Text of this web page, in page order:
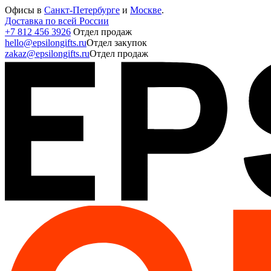
Офисы в Санкт-Петербурге и Москве.
Доставка по всей России
+7 812 456 3926 Отдел продаж
hello@epsilongifts.ruОтдел закупок
zakaz@epsilongifts.ruОтдел продаж